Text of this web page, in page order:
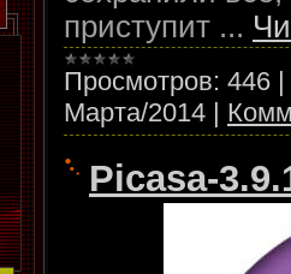
приступит ...
Просмотров: 446 |
Марта/2014 |
Picasa-